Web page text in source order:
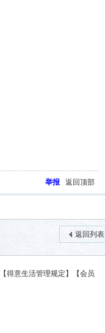
举报 返回顶部
返回列表
【得意生活管理规定】
【会员